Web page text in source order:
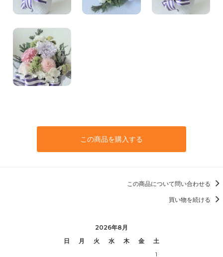
この商品を購入する
この商品について問い合わせる
買い物を続ける
2026年8月
日
月 火 水 木 金
土
1